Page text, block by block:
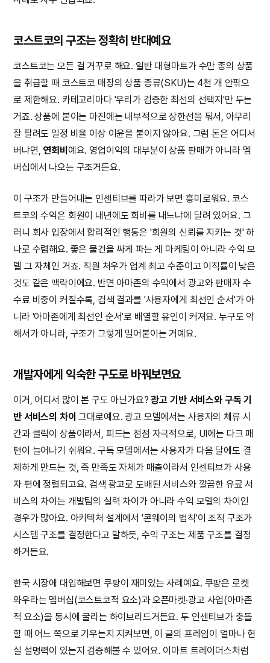
코스트코의 구조는 정확히 반대예요
코스트코는 모든 걸 거꾸로 해요. 일반 대형마트가 수만 종의 상품
을 취급할 때 코스트코 매장의 상품 종류(SKU)는 4천 개 안팎으
로 제한해요. 카테고리마다 '우리가 검증한 최선의 선택지'만 두는
거죠. 상품에 붙이는 마진에는 내부적으로 상한선을 둬서, 아무리
잘 팔려도 일정 비율 이상 이윤을 붙이지 않아요. 그럼 돈은 어디서
버냐면, 연회비 예요. 영업이익의 대부분이 상품 판매가 아니라 멤
버십에서 나오는 구조거든요.
이 구조가 만들어내는 인센티브를 따라가 보면 흥미로워요. 코스
트코의 수익은 회원이 내년에도 회비를 내느냐에 달려 있어요. 그
러니 회사 입장에서 합리적인 행동은 '회원의 신뢰를 지키는 것' 하
나로 수렴해요. 좋은 물건을 싸게 파는 게 마케팅이 아니라 수익 모
델 그 자체인 거죠. 직원 처우가 업계 최고 수준이고 이직률이 낮은
것도 같은 맥락이에요. 반면 아마존의 수익에서 광고와 판매자 수
수료 비중이 커질수록, 검색 결과를 '사용자에게 최선인 순서'가 아
니라 '아마존에게 최선인 순서'로 배열할 유인이 커져요. 누구도 악
해서가 아니라, 구조가 그렇게 밀어붙이는 거예요.
개발자에게 익숙한 구도로 바꿔보면요
이거, 어디서 많이 본 구도 아닌가요?광고 기반 서비스와 구독 기
반 서비스의 차이 그대로예요. 광고 모델에서는 사용자의 체류 시
간과 클릭이 상품이라서, 피드는 점점 자극적으로, UI에는 다크 패
턴이 늘어나기 쉬워요. 구독 모델에서는 사용자가 다음 달에도 결
제하게 만드는 것, 즉 만족도 자체가 매출이라서 인센티브가 사용
자 편에 정렬되고요. 검색 광고로 도배된 서비스와 깔끔한 유료 서
비스의 차이는 개발팀의 실력 차이가 아니라 수익 모델의 차이인
경우가 많아요. 아키텍처 설계에서 '콘웨이의 법칙'이 조직 구조가
시스템 구조를 결정한다고 말하듯, 수익 구조는 제품 구조를 결정
하거든요.
한국 시장에 대입해보면 쿠팡이 재미있는 사례예요. 쿠팡은 로켓
와우라는 멤버십(코스트코적 요소)과 오픈마켓·광고 사업(아마존
적 요소)을 동시에 굴리는 하이브리드거든요. 두 인센티브가 충돌
할 때 어느 쪽으로 기우는지 지켜보면, 이 글의 프레임이 얼마나 현
실 설명력이 있는지 검증해볼 수 있어요. 이마트 트레이더스처럼